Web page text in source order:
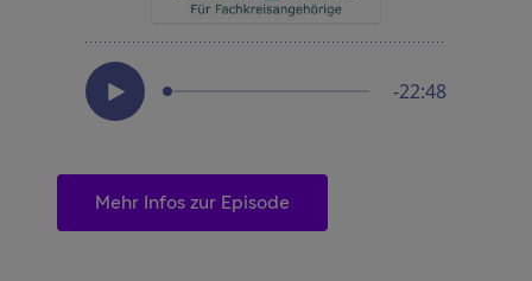
Mehr Infos zur Episode